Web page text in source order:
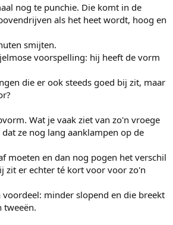
nog te punchie. Die komt in de
als het heet wordt, hoog en
smijten.
voorspelling: hij heeft de vorm
die er ook steeds goed bij zit, maar
Wat je vaak ziet van zo'n vroege
ze nog lang aanklampen op de
moeten en dan nog pogen het verschil
zit er echter té kort voor voor zo'n
minder slopend en die breekt
tweeën.